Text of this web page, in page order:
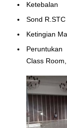
Sond
Ketingian
Class